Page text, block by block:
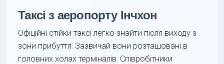
Таксі з аеропорту Інчхон
Офіційні стійки таксі легко знайти після виходу з
зони прибуття. Зазвичай вони розташовані в
головних холах терміналів. Співробітники